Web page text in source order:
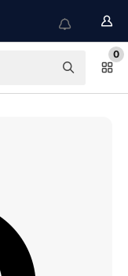
0